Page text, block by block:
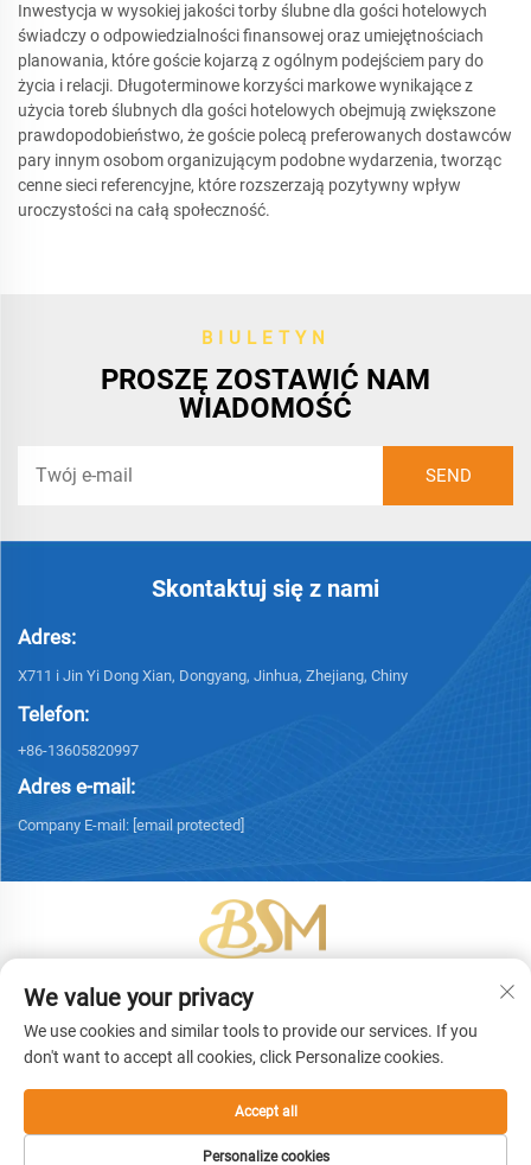
Inwestycja w wysokiej jakości torby ślubne dla gości hotelowych
świadczy o odpowiedzialności finansowej oraz umiejętnościach
planowania, które goście kojarzą z ogólnym podejściem pary do
życia i relacji. Długoterminowe korzyści markowe wynikające z
użycia toreb ślubnych dla gości hotelowych obejmują zwiększone
prawdopodobieństwo, że goście polecą preferowanych dostawców
pary innym osobom organizującym podobne wydarzenia, tworząc
cenne sieci referencyjne, które rozszerzają pozytywny wpływ
uroczystości na całą społeczność.
BIULETYN
PROSZĘ ZOSTAWIĆ NAM
WIADOMOŚĆ
Skontaktuj się z nami
Adres:
X711 i Jin Yi Dong Xian, Dongyang, Jinhua, Zhejiang, Chiny
Telefon:
+86-13605820997
Adres e-mail:
Company E-mail: [email protected]
Copyright © 2026 Yiwu Bingsheng Packaging Technology Co., Ltd.
Wszelkie prawa zastrzeżone. -Polityka prywatności
We value your privacy
We use cookies and similar tools to provide our services. If you
don't want to accept all cookies, click Personalize cookies.
Personalize cookies
Accept all